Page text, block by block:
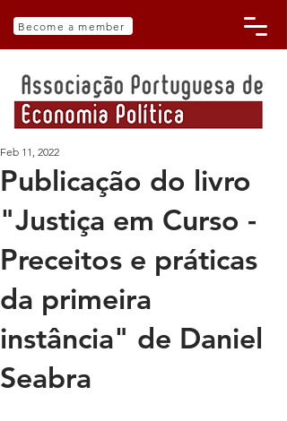
Become a member
Publicação do livro
"Justiça em Curso -
Preceitos e práticas
da primeira
instância" de Daniel
Seabra
Feb 11, 2022